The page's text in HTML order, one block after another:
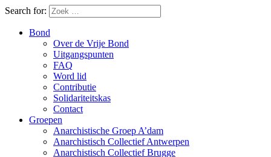
Search for:
Bond
Over de Vrije Bond
Uitgangspunten
FAQ
Word lid
Contributie
Solidariteitskas
Contact
Groepen
Anarchistische Groep A’dam
Anarchistisch Collectief Antwerpen
Anarchistisch Collectief Brugge